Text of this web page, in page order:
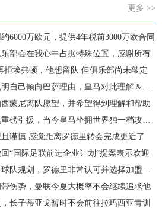
更多 >>
6000万欧元，提供4年税前3000万欧合同
部会在我心中占据特殊位置，感谢所有
拒埃弗顿，他想留队 但俱乐部尚未敲定
己倾向巴萨理由，皇马对此理解＆祝好
蒙尼离队愿望，并希望得到理解和帮助
引援，当今皇马坐拥世界独一档攻击线
谨慎 感觉距离罗德里转会完成更近了
“国际足联前进企业计划”提案表示欢迎
规划，罗德里非常认可并选择加盟巴萨
伤势，曼联今夏大概率不会继续追求他
长子蒂亚戈暂时不会前往拉玛西亚青训